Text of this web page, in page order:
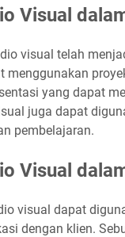
Visual
visual telah
menggunakan
yang dapat
juga dapat
pembelajaran.
Visual
visual dapat
dengan klien.